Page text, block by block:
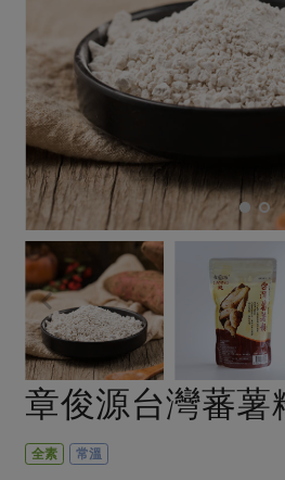
畜產肉類 水產
水畜加工品
調理食材・點心
調味醬料/南北貨 烘焙
休閒零嘴 沖泡
保健食品
居家好物
美妝保養 個人清
家庭清潔 織品
日用品
料理方式
烘焙．點心
醬料
湯品．鍋物
漬物
涼拌沙拉
飲品
主題食譜
當季產品
合作25-經典快閃最後一週
合作25-精選產品第四彈
合作25-精選產品第三彈
更多當季產品
議題活動
主婦聯盟X樂齡網特約優惠案
30%rPET紅烏龍茶
2024農業發展計畫年度報告
更多議題活動
親子
廚房瑜伽
關注議題
減硝酸鹽
非基改運動 支持
廢核運動 能源
減添加物
公益金 食農教
更多議題
生活者e週報
綠主張月刊
員工與求才
產品檢驗
自主把關
檢驗報告
硝酸鹽檢驗
社員權益
合作社法規
社務專區
選舉專區
章俊源台灣蕃
全素 常溫